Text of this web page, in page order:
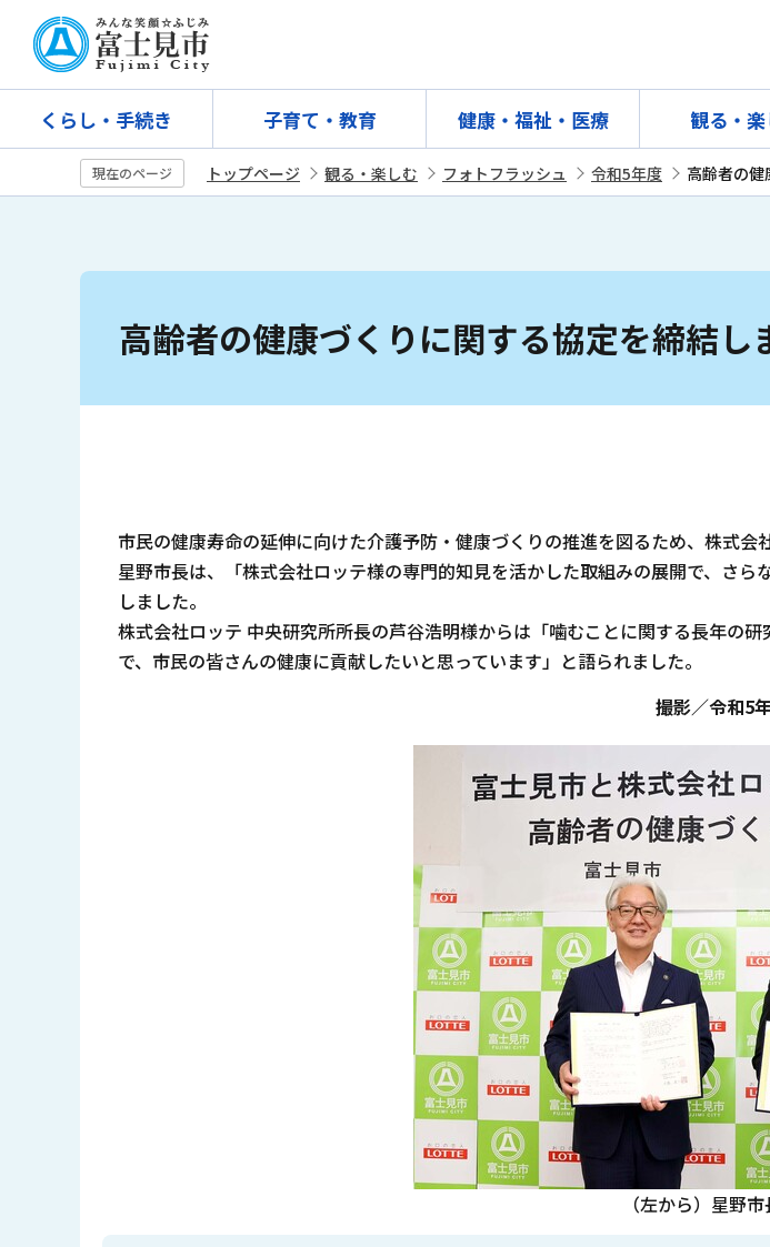
先
くらし・手続き 子育て・教育 健康・福祉・医療 観る・
現在のページ トップページ 観る・楽しむ フォトフラッシュ 令和5年度 高齢者の
高齢者の健康づくりに関する協定を締結し
市民の健康寿命の延伸に向けた介護予防・健康づくりの推進を図るため、株式
星野市長は、「株式会社ロッテ様の専門的知見を活かした取組みの展開で、さ
しました。
株式会社ロッテ 中央研究所所長の芦谷浩明様からは「噛むことに関する長年の
で、市民の皆さんの健康に貢献したいと思っています」と語られました。
撮影／令和5
（左から）星野